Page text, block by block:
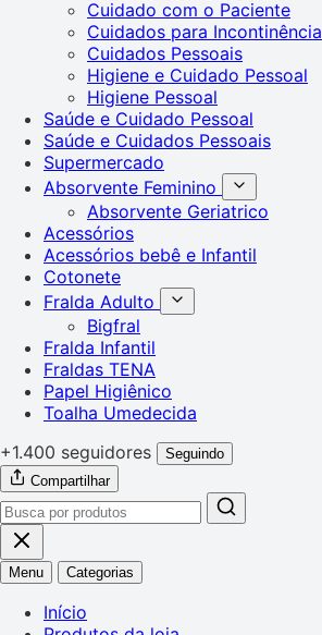
Cuidado com o Paciente
Cuidados para Incontinência
Cuidados Pessoais
Higiene e Cuidado Pessoal
Higiene Pessoal
Saúde e Cuidado Pessoal
Saúde e Cuidados Pessoais
Supermercado
Absorvente Feminino
Absorvente Geriatrico
Acessórios
Acessórios bebê e Infantil
Cotonete
Fralda Adulto
Bigfral
Fralda Infantil
Fraldas TENA
Papel Higiênico
Toalha Umedecida
+1.400 seguidores
Seguindo
Compartilhar
Menu Categorias
Início